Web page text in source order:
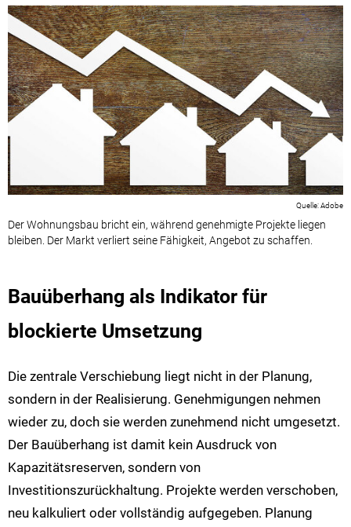
Der Wohnungsbau bricht ein, während genehmigte Projekte liegen
bleiben. Der Markt verliert seine Fähigkeit, Angebot zu schaffen.
Adobe
Bauüberhang als Indikator für
blockierte Umsetzung
Die zentrale Verschiebung liegt nicht in der Planung,
sondern in der Realisierung. Genehmigungen nehmen
wieder zu, doch sie werden zunehmend nicht umgesetzt.
Der Bauüberhang ist damit kein Ausdruck von
Kapazitätsreserven, sondern von
Investitionszurückhaltung. Projekte werden verschoben,
neu kalkuliert oder vollständig aufgegeben. Planung